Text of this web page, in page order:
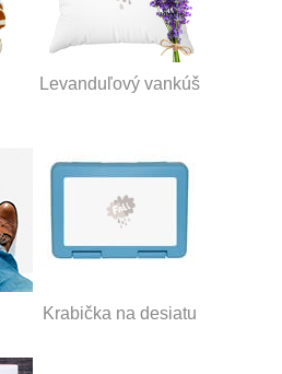
Levanduľový vankúš
Krabička na desiatu